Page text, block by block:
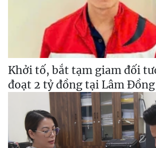
Khởi tố, bắt tạm giam đối
đoạt 2 tỷ đồng tại Lâm Đồng